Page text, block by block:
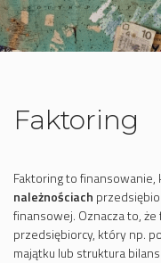
Faktoring
Faktoring to
należnościach
finansowej. Oznacza to,
przedsiębiorcy, który np.
majątku lub struktura